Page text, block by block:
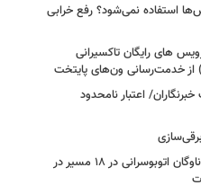
استفاده نمی‌شود؟ رفع خرابی
های رایگان تاکسیرانی
از خدمت‌رسانی ون‌های پایتخت
اعتبار نامحدود
خدمات‌رسانی رایگان ۲۰۰ ون در ۶ محور و ناوگان اتوبوسرانی در ۱۸ مسیر در